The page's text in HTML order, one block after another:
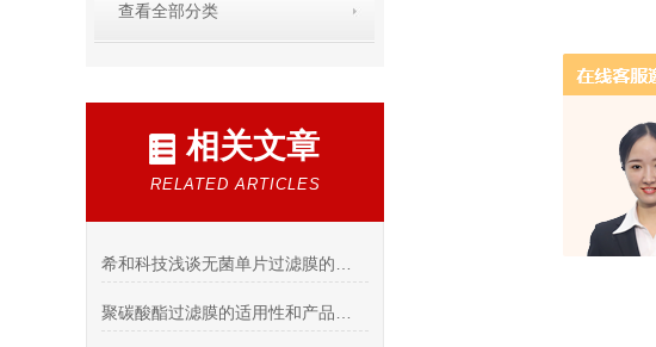
查看全部分类
相关文章
RELATED ARTICLES